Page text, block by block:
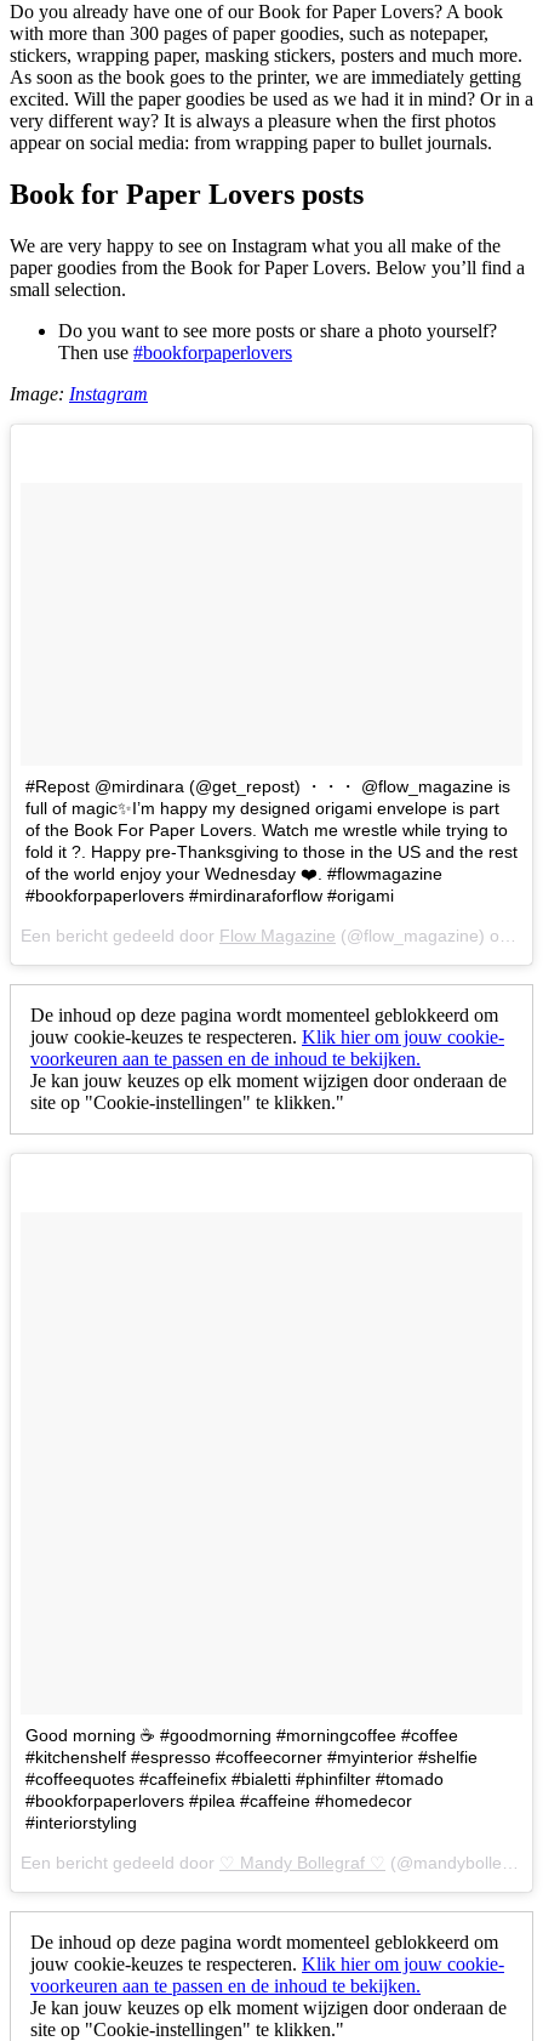
Do you already have one of our Book for Paper Lovers? A book
with more than 300 pages of paper goodies, such as notepaper,
stickers, wrapping paper, masking stickers, posters and much more.
As soon as the book goes to the printer, we are immediately getting
excited. Will the paper goodies be used as we had it in mind? Or in a
very different way? It is always a pleasure when the first photos
appear on social media: from wrapping paper to bullet journals.
Book for Paper Lovers posts
We are very happy to see on Instagram what you all make of the
paper goodies from the Book for Paper Lovers. Below you’ll find a
small selection.
Do you want to see more posts or share a photo yourself?
Then use #bookforpaperlovers
Image: Instagram
#Repost @mirdinara (@get_repost) ・・・ @flow_magazine is
full of magic✨I’m happy my designed origami envelope is part
of the Book For Paper Lovers. Watch me wrestle while trying to
fold it ?. Happy pre-Thanksgiving to those in the US and the rest
of the world enjoy your Wednesday ❤️. #flowmagazine
#bookforpaperlovers #mirdinaraforflow #origami
Een bericht gedeeld door Flow Magazine (@flow_magazine) op
De inhoud op deze pagina wordt momenteel geblokkeerd om
jouw cookie-keuzes te respecteren. Klik hier om jouw cookie-
voorkeuren aan te passen en de inhoud te bekijken.
Je kan jouw keuzes op elk moment wijzigen door onderaan de
site op "Cookie-instellingen" te klikken."
Good morning ☕ #goodmorning #morningcoffee #coffee
#kitchenshelf #espresso #coffeecorner #myinterior #shelfie
#coffeequotes #caffeinefix #bialetti #phinfilter #tomado
#bookforpaperlovers #pilea #caffeine #homedecor
#interiorstyling
Een bericht gedeeld door ♡ Mandy Bollegraf ♡ (@mandybollegraf) op
De inhoud op deze pagina wordt momenteel geblokkeerd om
jouw cookie-keuzes te respecteren. Klik hier om jouw cookie-
voorkeuren aan te passen en de inhoud te bekijken.
Je kan jouw keuzes op elk moment wijzigen door onderaan de
site op "Cookie-instellingen" te klikken."